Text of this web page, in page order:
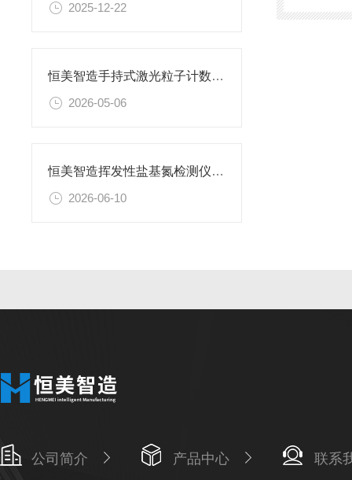
2025-12-22
恒美智造手持式激光粒子计数器-尘埃粒子测量仪型号对比与选型指南
2026-05-06
恒美智造挥发性盐基氮检测仪技术报告书：拆解核心技术与检测原理
2026-06-10
公司简介 产品中心 联系